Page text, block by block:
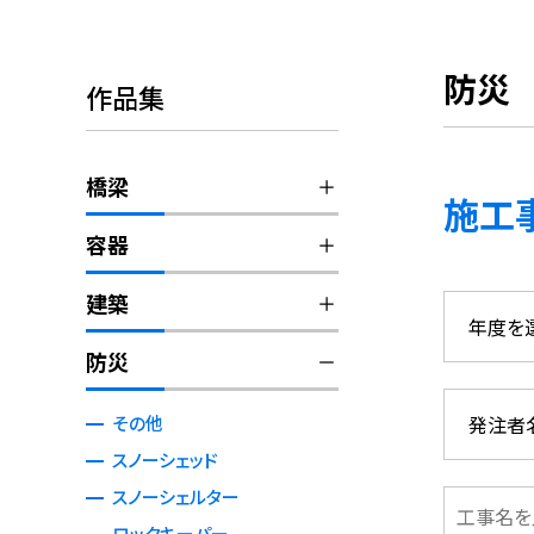
作品集
橋梁
容器
建築
防災
その他
スノーシェッド
スノーシェルター
防災
施工